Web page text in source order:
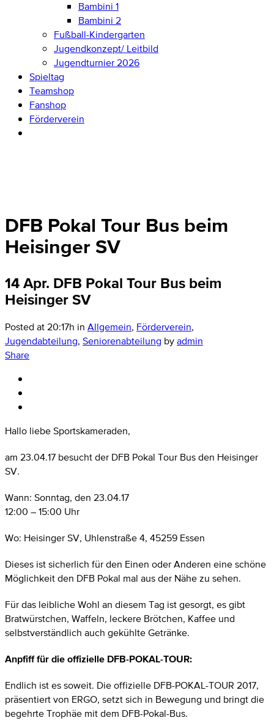
Bambini 1
Bambini 2
Fußball-Kindergarten
Jugendkonzept/ Leitbild
Jugendturnier 2026
Spieltag
Teamshop
Fanshop
Förderverein
DFB Pokal Tour Bus beim
Heisinger SV
14 Apr. DFB Pokal Tour Bus beim
Heisinger SV
Posted at 20:17h in Allgemein, Förderverein,
Jugendabteilung, Seniorenabteilung byadmin
Share
Hallo liebe Sportskameraden,
am 23.04.17 besucht der DFB Pokal Tour Bus den Heisinger
SV.
Wann: Sonntag, den 23.04.17
12:00 – 15:00 Uhr
Wo: Heisinger SV, Uhlenstraße 4, 45259 Essen
Dieses ist sicherlich für den Einen oder Anderen eine schöne
Möglichkeit den DFB Pokal mal aus der Nähe zu sehen.
Für das leibliche Wohl an diesem Tag ist gesorgt, es gibt
Bratwürstchen, Waffeln, leckere Brötchen, Kaffee und
selbstverständlich auch gekühlte Getränke.
Anpfiff für die offizielle DFB-POKAL-TOUR:
Endlich ist es soweit. Die offizielle DFB-POKAL-TOUR 2017,
präsentiert von ERGO, setzt sich in Bewegung und bringt die
begehrte Trophäe mit dem DFB-Pokal-Bus.